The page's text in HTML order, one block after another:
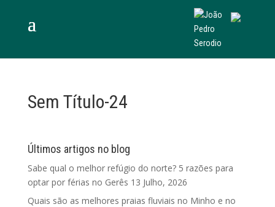
Sem Título-24
Últimos artigos no blog
Sabe qual o melhor refúgio do norte? 5 razões para
optar por férias no Gerês 13 Julho, 2026
Quais são as melhores praias fluviais no Minho e no